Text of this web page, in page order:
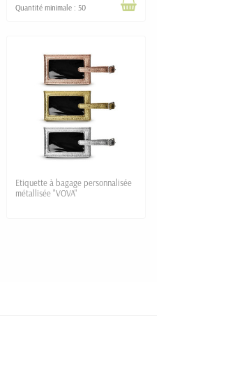
Quantité minimale : 50
Etiquette à bagage personnalisée
métallisée "VOVA"